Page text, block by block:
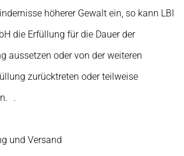
höherer Gewalt ein, so kann LBI
die Erfüllung für die Dauer der
aussetzen oder von der weiteren
zurücktreten oder teilweise
.
und Versand